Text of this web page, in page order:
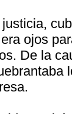
ojos
De la